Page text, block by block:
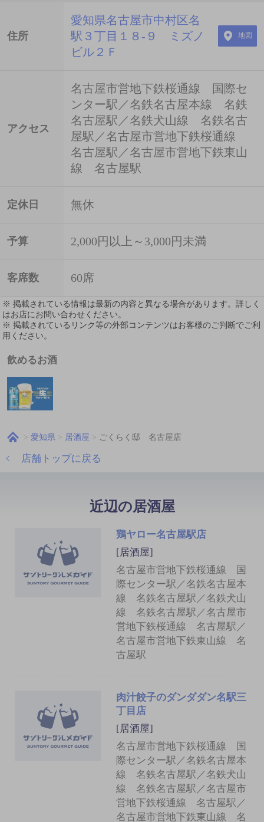
住所
愛知県名古屋市中村区名
駅３丁目１８-９ ミズノ
ビル２Ｆ
地図
アクセス
名古屋市営地下鉄桜通線 国際セ
ンター駅／名鉄名古屋本線 名鉄
名古屋駅／名鉄犬山線 名鉄名古
屋駅／名古屋市営地下鉄桜通線
名古屋駅／名古屋市営地下鉄東山
線 名古屋駅
定休日 無休
予算 2,000円以上～3,000円未満
客席数 60席
※ 掲載されている情報は最新の内容と異なる場合があります。詳しく
はお店にお問い合わせください。
※ 掲載されているリンク等の外部コンテンツはお客様のご判断でご利
用ください。
飲めるお酒
愛知県 居酒屋 ごくらく邸 名古屋店
店舗トップに戻る
近辺の居酒屋
鶏ヤロー名古屋駅店
[居酒屋]
名古屋市営地下鉄桜通線 国
際センター駅／名鉄名古屋本
線 名鉄名古屋駅／名鉄犬山
線 名鉄名古屋駅／名古屋市
営地下鉄桜通線 名古屋駅／
名古屋市営地下鉄東山線 名
古屋駅
肉汁餃子のダンダダン名駅三
丁目店
[居酒屋]
名古屋市営地下鉄桜通線 国
際センター駅／名鉄名古屋本
線 名鉄名古屋駅／名鉄犬山
線 名鉄名古屋駅／名古屋市
営地下鉄桜通線 名古屋駅／
名古屋市営地下鉄東山線 名